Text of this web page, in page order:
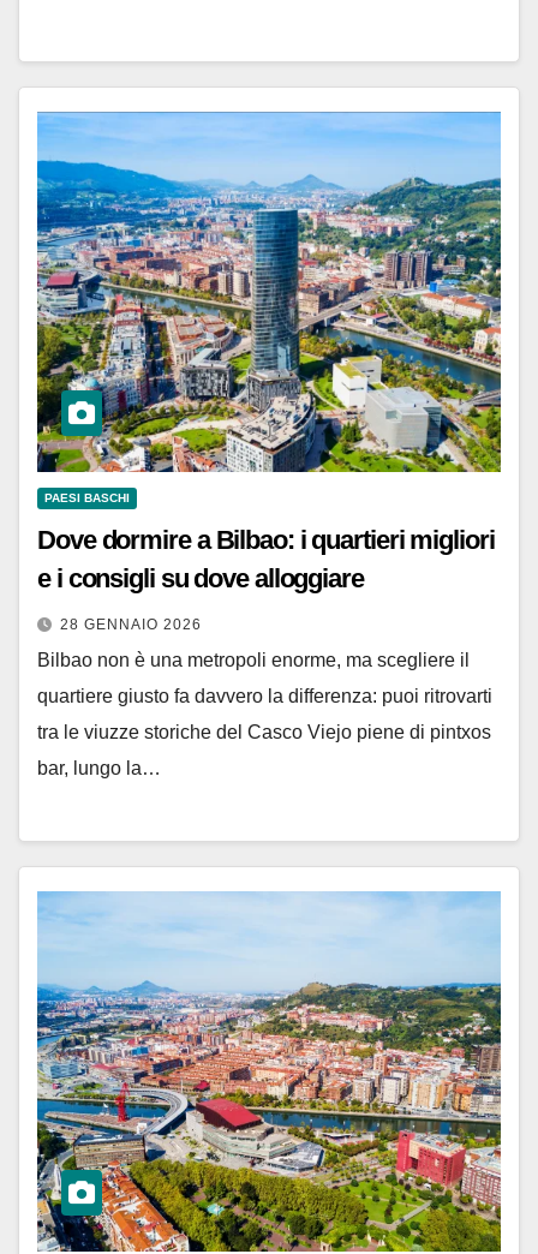
PAESI BASCHI
Dove dormire a Bilbao: i quartieri migliori
e i consigli su dove alloggiare
28 GENNAIO 2026
Bilbao non è una metropoli enorme, ma scegliere il
quartiere giusto fa davvero la differenza: puoi ritrovarti
tra le viuzze storiche del Casco Viejo piene di pintxos
bar, lungo la…